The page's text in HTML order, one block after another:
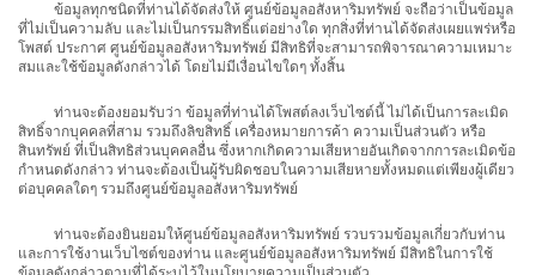
ข้อมูลทุกชนิดที่ท่านได้จัดส่งให้ ศูนย์ข้อมูลอสังหาริมทรัพย์ จะถือว่าเป็นข้อมูล
ที่ไม่เป็นความลับ และไม่เป็นกรรมสิทธิ์แต่อย่างใด ทุกสิ่งที่ท่านได้จัดส่งเผยแพร่หรือ
โพสต์ ประกาศ ศูนย์ข้อมูลอสังหาริมทรัพย์ มีสิทธิที่จะสามารถพิจารณาความเหมาะ
สมและใช้ข้อมูลดังกล่าวได้ โดยไม่มีเงื่อนไขใดๆ ทั้งสิ้น
ท่านจะต้องยอมรับว่า ข้อมูลที่ท่านได้โพสต์ลงเว็บไซต์นี้ ไม่ได้เป็นการละเมิด
สิทธิ์จากบุคคลที่สาม รวมถึงลิขสิทธิ์ เครื่องหมายการค้า ความเป็นส่วนตัว หรือ
สินทรัพย์ ที่เป็นสิทธิส่วนบุคคลอื่น ซึ่งหากเกิดความเสียหายอันเกิดจากการละเมิดข้อ
กำหนดดังกล่าว ท่านจะต้องเป็นผู้รับผิดชอบในความเสียหายทั้งหมดแต่เพียงผู้เดียว
ต่อบุคคลใดๆ รวมถึงศูนย์ข้อมูลอสังหาริมทรัพย์
ท่านจะต้องยินยอมให้ศูนย์ข้อมูลอสังหาริมทรัพย์ รวบรวมข้อมูลเกี่ยวกับท่าน
และการใช้งานเว็บไซต์ของท่าน และศูนย์ข้อมูลอสังหาริมทรัพย์ มีสิทธิในการใช้